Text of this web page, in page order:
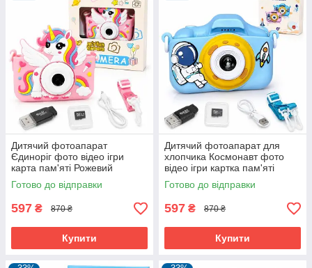
Дитячий фотоапарат
Єдиноріг фото відео ігри
карта пам'яті Рожевий
(61082)
Готово до відправки
597 ₴ 870 ₴
Купити
Дитячий фотоапарат для
хлопчика Космонавт фото
відео ігри картка пам'яті
Блакитний (61083)
Готово до відправки
597 ₴ 870 ₴
Купити